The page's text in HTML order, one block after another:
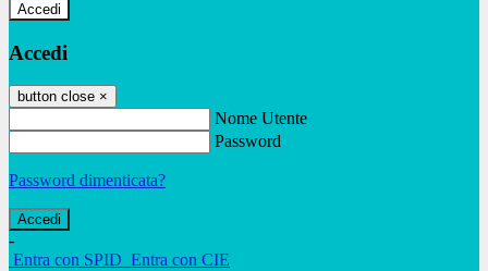
Accedi
Accedi
button close ×
Nome Utente
Password
Password dimenticata?
-
Entra con SPID Entra con CIE